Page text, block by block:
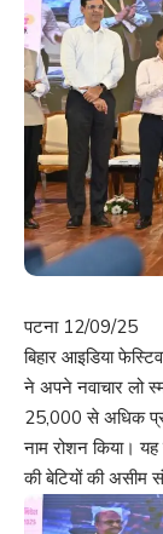
पटना 12/09/25
बिहार आइडिया
ने अपने नवाचार लो
25,000 से अधिक
नाम रोशन किया।
की बेटियों की असीम